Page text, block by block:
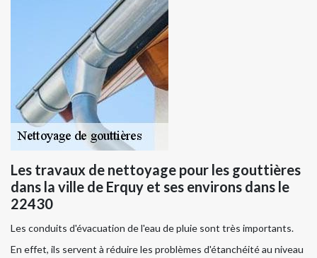
Les travaux de nettoyage pour les gouttières
dans la ville de Erquy et ses environs dans le
22430
Les conduits d'évacuation de l'eau de pluie sont très importants.
En effet, ils servent à réduire les problèmes d'étanchéité au niveau